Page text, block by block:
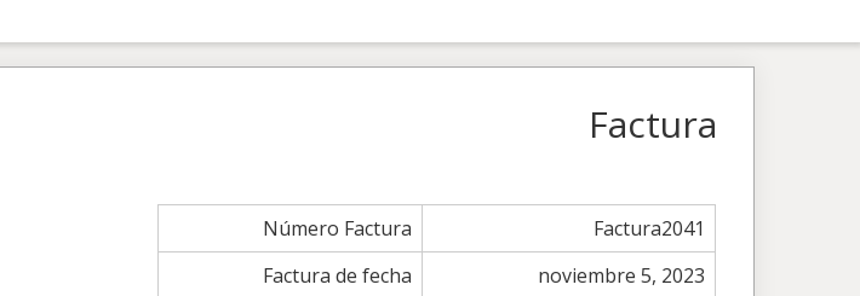
Factura
Número Factura
Factura2041
Factura de fecha
noviembre 5, 2023